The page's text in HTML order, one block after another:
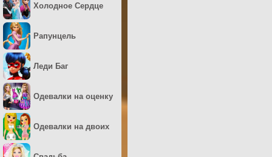
Холодное Сердце
Рапунцель
Леди Баг
Одевалки на оценку
Одевалки на двоих